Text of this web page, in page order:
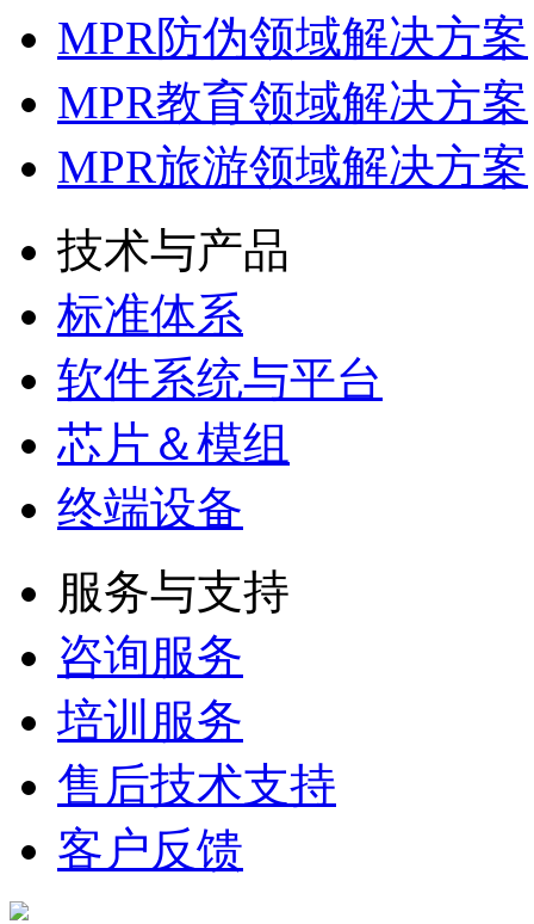
MPR防伪领域解决方案
MPR教育领域解决方案
MPR旅游领域解决方案
技术与产品
标准体系
软件系统与平台
芯片＆模组
终端设备
服务与支持
咨询服务
培训服务
售后技术支持
客户反馈